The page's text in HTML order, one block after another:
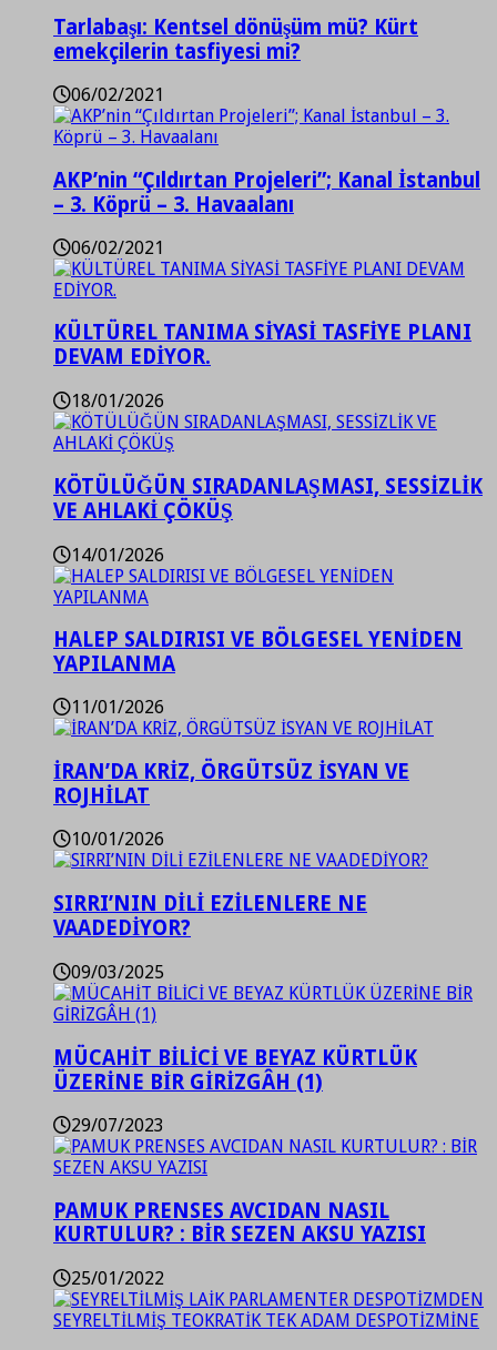
Tarlabaşı: Kentsel dönüşüm mü? Kürt
emekçilerin tasfiyesi mi?
06/02/2021
AKP’nin “Çıldırtan Projeleri”; Kanal İstanbul
– 3. Köprü – 3. Havaalanı
06/02/2021
KÜLTÜREL TANIMA SİYASİ TASFİYE PLANI
DEVAM EDİYOR.
18/01/2026
KÖTÜLÜĞÜN SIRADANLAŞMASI, SESSİZLİK
VE AHLAKİ ÇÖKÜŞ
14/01/2026
HALEP SALDIRISI VE BÖLGESEL YENİDEN
YAPILANMA
11/01/2026
İRAN’DA KRİZ, ÖRGÜTSÜZ İSYAN VE
ROJHİLAT
10/01/2026
SIRRI’NIN DİLİ EZİLENLERE NE
VAADEDİYOR?
09/03/2025
MÜCAHİT BİLİCİ VE BEYAZ KÜRTLÜK
ÜZERİNE BİR GİRİZGÂH (1)
29/07/2023
PAMUK PRENSES AVCIDAN NASIL
KURTULUR? : BİR SEZEN AKSU YAZISI
25/01/2022